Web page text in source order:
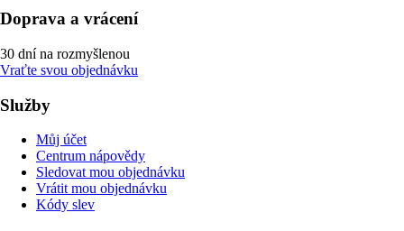
Doprava a vrácení
30 dní na rozmyšlenou
Vraťte svou objednávku
Služby
Můj účet
Centrum nápovědy
Sledovat mou objednávku
Vrátit mou objednávku
Kódy slev